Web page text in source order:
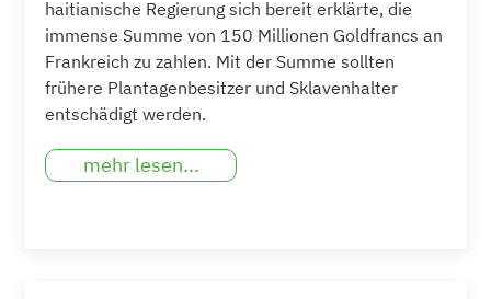
haitianische Regierung sich bereit erklärte, die
immense Summe von 150 Millionen Goldfrancs an
Frankreich zu zahlen. Mit der Summe sollten
frühere Plantagenbesitzer und Sklavenhalter
entschädigt werden.
mehr lesen...